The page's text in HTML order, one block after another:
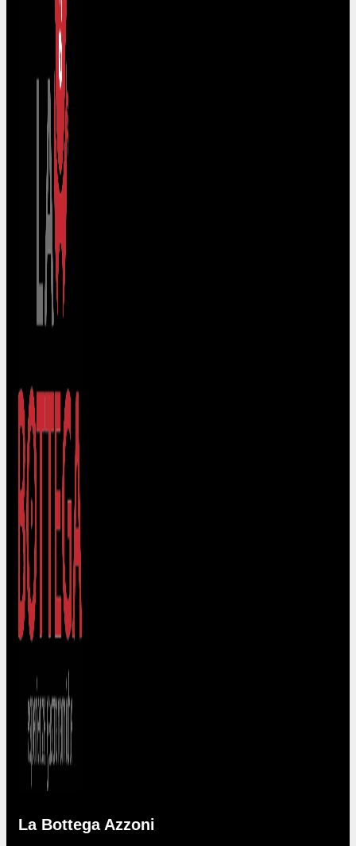
La Bottega Azzoni